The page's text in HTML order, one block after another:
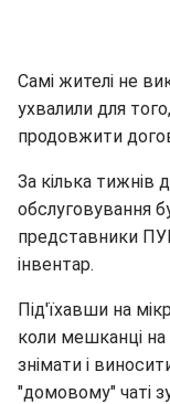
Самі жителі не
ухвалили для
продовжити
За кілька тижнів
обслуговування
представники
інвентар.
Під'їхавши на
коли мешканці на
знімати і
"домовому" чаті